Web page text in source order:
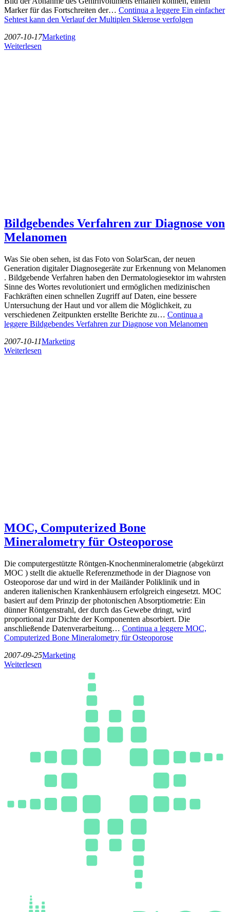
Marker für das Fortschreiten der… Continua a leggere Ein einfacher
Sehtest kann den Verlauf der Multiplen Sklerose verfolgen
2007-10-17Marketing
Weiterlesen
Bildgebendes Verfahren zur Diagnose von
Melanomen
Was Sie oben sehen, ist das Foto von SolarScan, der neuen
Generation digitaler Diagnosegeräte zur Erkennung von Melanomen
. Bildgebende Verfahren haben den Dermatologiesektor im wahrsten
Sinne des Wortes revolutioniert und ermöglichen medizinischen
Fachkräften einen schnellen Zugriff auf Daten, eine bessere
Untersuchung der Haut und vor allem die Möglichkeit, zu
verschiedenen Zeitpunkten erstellte Berichte zu… Continua a
leggere Bildgebendes Verfahren zur Diagnose von Melanomen
2007-10-11Marketing
Weiterlesen
MOC, Computerized Bone
Mineralometry für Osteoporose
Die computergestützte Röntgen-Knochenmineralometrie (abgekürzt
MOC ) stellt die aktuelle Referenzmethode in der Diagnose von
Osteoporose dar und wird in der Mailänder Poliklinik und in
anderen italienischen Krankenhäusern erfolgreich eingesetzt. MOC
basiert auf dem Prinzip der photonischen Absorptiometrie: Ein
dünner Röntgenstrahl, der durch das Gewebe dringt, wird
proportional zur Dichte der Komponenten absorbiert. Die
anschließende Datenverarbeitung… Continua a leggere MOC,
Computerized Bone Mineralometry für Osteoporose
2007-09-25Marketing
Weiterlesen